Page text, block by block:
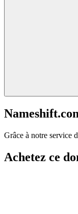
Grâce à notre service
Achetez ce